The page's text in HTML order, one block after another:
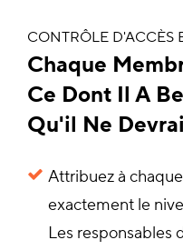
CONTRÔLE D'ACCÈS
Chaque
Ce Dont Il A
Qu'il Ne
Attribuez à
exactement le
Les responsables